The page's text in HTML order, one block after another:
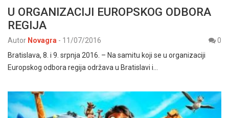
U ORGANIZACIJI EUROPSKOG ODBORA
REGIJA
Autor Novagra - 11/07/2016
0
Bratislava, 8. i 9. srpnja 2016. – Na samitu koji se u organizaciji
Europskog odbora regija održava u Bratislavi i…